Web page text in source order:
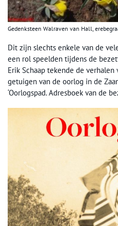
Gedenksteen Walraven van Hall,
Dit zijn slechts enkele van de
een rol speelden tijdens de
Erik Schaap tekende de
getuigen van de oorlog in de
‘Oorlogspad. Adresboek van de